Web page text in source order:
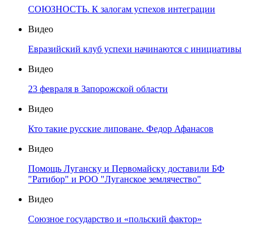
СОЮЗНОСТЬ. К залогам успехов интеграции
Видео
Евразийский клуб успехи начинаются с инициативы
Видео
23 февраля в Запорожской области
Видео
Кто такие русские липоване. Федор Афанасов
Видео
Помощь Луганску и Первомайску доставили БФ
"Ратибор" и РОО "Луганское землячество"
Видео
Союзное государство и «польский фактор»